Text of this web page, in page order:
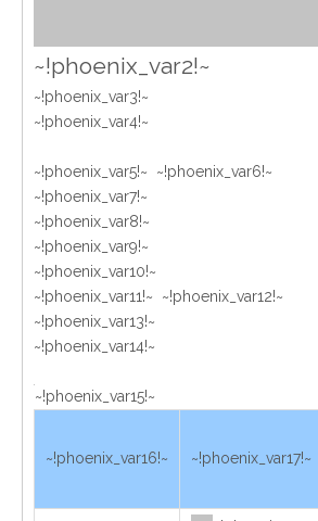
~!phoenix_var2!~
~!phoenix_var3!~
~!phoenix_var4!~
~!phoenix_var5!~ ~!phoenix_var6!~
~!phoenix_var7!~
~!phoenix_var8!~
~!phoenix_var9!~
~!phoenix_var10!~
~!phoenix_var11!~ ~!phoenix_var12!~
~!phoenix_var13!~
~!phoenix_var14!~
~!phoenix_var15!~
~!phoenix_var16!~ ~!phoenix_var17!~